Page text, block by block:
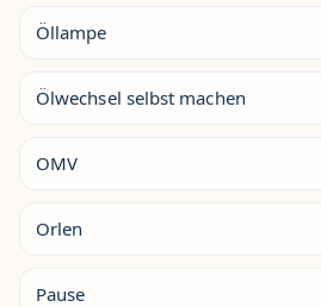
Öllampe
Ölwechsel selbst machen
OMV
Orlen
Pause